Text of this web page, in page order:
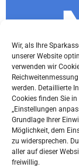
Wir, als Ihre
unserer Website
verwenden wir
werden. Detaillierte
Cookies finden Sie in
„Einstellungen
Grundlage Ihrer
Möglichkeit, dem
zu widersprechen.
aller auf dieser
freiwillig.
Du willst
Infos
wissen,